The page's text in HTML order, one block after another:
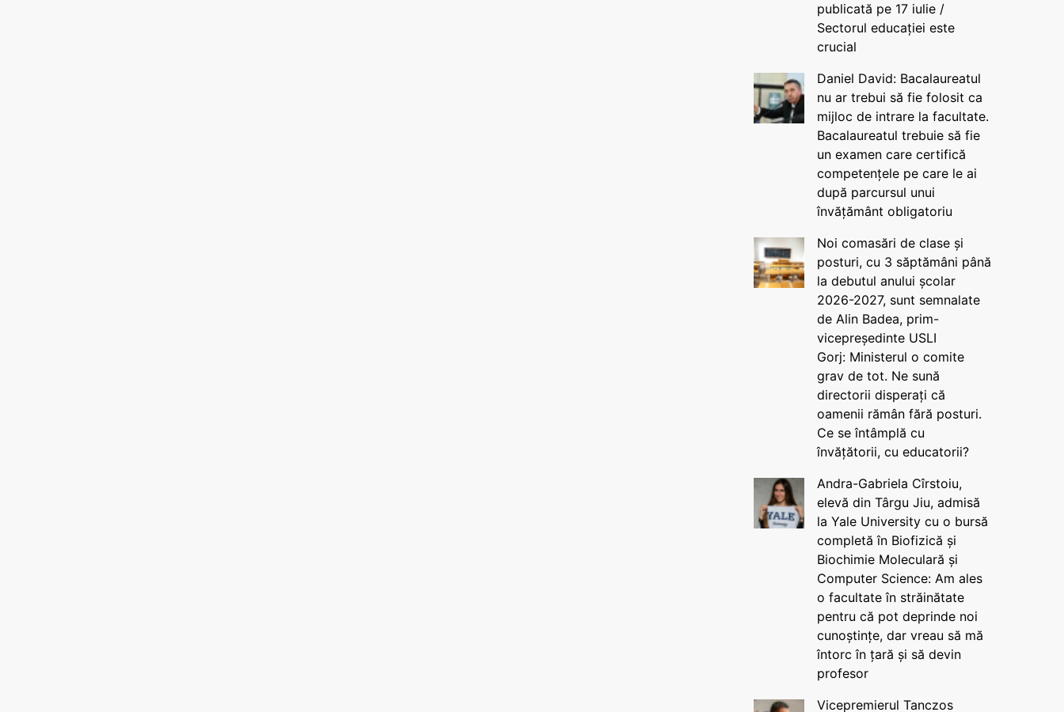
publicată pe 17 iulie /
Sectorul educației este
crucial
Daniel David: Bacalaureatul
nu ar trebui să fie folosit ca
mijloc de intrare la facultate.
Bacalaureatul trebuie să fie
un examen care certifică
competențele pe care le ai
după parcursul unui
învățământ obligatoriu
Noi comasări de clase și
posturi, cu 3 săptămâni până
la debutul anului școlar
2026-2027, sunt semnalate
de Alin Badea, prim-
vicepreședinte USLI
Gorj: Ministerul o comite
grav de tot. Ne sună
directorii disperați că
oamenii rămân fără posturi.
Ce se întâmplă cu
învățătorii, cu educatorii?
Andra-Gabriela Cîrstoiu,
elevă din Târgu Jiu, admisă
la Yale University cu o bursă
completă în Biofizică și
Biochimie Moleculară și
Computer Science: Am ales
o facultate în străinătate
pentru că pot deprinde noi
cunoștințe, dar vreau să mă
întorc în țară și să devin
profesor
Vicepremierul Tanczos